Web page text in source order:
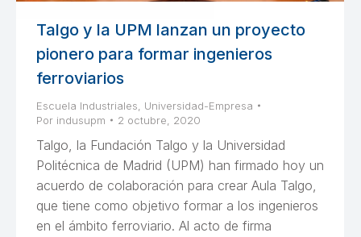
Talgo y la UPM lanzan un proyecto
pionero para formar ingenieros
ferroviarios
Escuela Industriales
Universidad-Empresa
Por indusupm 2 octubre, 2020
Talgo, la Fundación Talgo y la Universidad
Politécnica de Madrid (UPM) han firmado hoy un
acuerdo de colaboración para crear Aula Talgo,
que tiene como objetivo formar a los ingenieros
en el ámbito ferroviario. Al acto de firma